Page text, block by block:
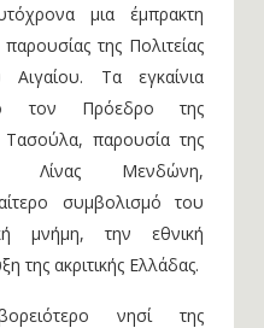
μια έμπρακτη
της Πολιτείας
Τα εγκαίνια
τον Πρόεδρο της
Τασούλα, παρουσία της
Λίνας Μενδώνη,
συμβολισμό του
μνήμη, την εθνική
της ακριτικής Ελλάδας.
νησί της